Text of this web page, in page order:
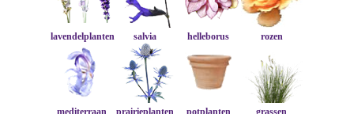
lavendelplanten salvia helleborus rozen
mediterraan prairieplanten potplanten grassen